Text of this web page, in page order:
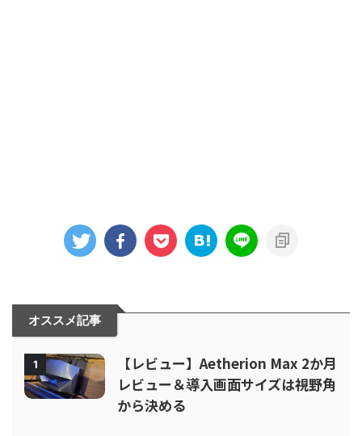
オススメ記事
1
【レビュー】Aetherion Max 2か月
レビュー＆導入画面サイズは視野角
から決める